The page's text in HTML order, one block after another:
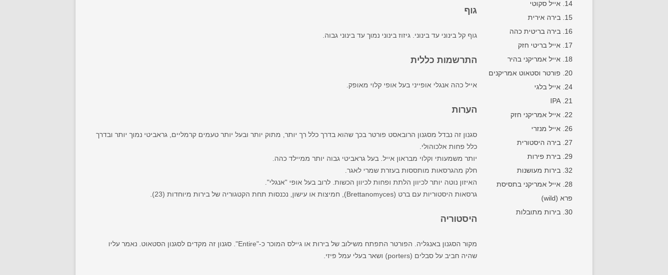
14. אייל סקוטי
15. בירה אירית
16. בירה בריטית כהה
17. אייל בריטי חזק
18. אייל אמריקני בהיר
20. פורטר וסטאוט אמריקנים
24. אייל בלגי
21. IPA
22. אייל אמריקני חזק
26. אייל מנזרי
27. בירה היסטורית
29. בירת פירות
32. בירות מעושנות
28. אייל אמריקני בתסיסת
פרא (wild)
30. בירות מתובלות
גוף
גוף קל­ בינוני עד בינוני. גיזוז בינוני ­נמוך עד בינוני­ גבוה.
התרשמות כללית
אייל כהה אנגלי אופייני בעל אופי קלוי מאופק.
הערות
סגנון זה נבדל מסגנון הרובאסט פורטר בכך שהוא בדרך כלל רך יותר, מתוק יותר ובעל יותר טעמים קרמליים, גראביטי נמוך יותר ובדרך
כלל פחות אלכוהולי.
יותר משמעותי וקלוי מבראון אייל. בעל גראביטי גבוה יותר ממיילד כהה.
חלק מהגרסאות מותססות בעזרת שמרי לאגר.
האיזון נוטה יותר לכיוון הלתת ופחות לכיוון הכשות. לרוב בעל אופי "אנגלי".
גרסאות היסטוריות עם ברט (Brettanomyces), חמיצות או עישון, נכנסות תחת הקטגוריה של בירות מיוחדות (23).
היסטוריה
מקור הסגנון באנגליה. הפורטר התפתח משילוב של בירות או גיילס המוכר כ-"Entire". סגנון זה מקדים לסגנון הסטאוט. נאמר עליו
שהיה חביב על סבלים (porters) ושאר בעלי עמל פיזי.